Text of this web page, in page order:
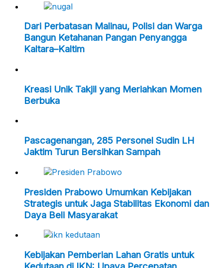
Dari Perbatasan Malinau, Polisi dan Warga
Bangun Ketahanan Pangan Penyangga
Kaltara–Kaltim
Kreasi Unik Takjil yang Meriahkan Momen
Berbuka
Pascagenangan, 285 Personel Sudin LH
Jaktim Turun Bersihkan Sampah
Presiden Prabowo Umumkan Kebijakan
Strategis untuk Jaga Stabilitas Ekonomi dan
Daya Beli Masyarakat
Kebijakan Pemberian Lahan Gratis untuk